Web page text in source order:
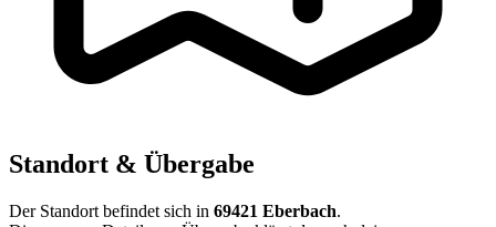
Standort & Übergabe
Der Standort befindet sich in 69421 Eberbach.